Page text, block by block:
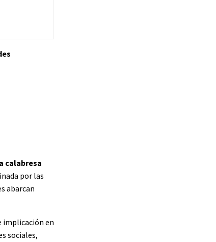
calabresa
por las
abarcan
implicación en
sociales,